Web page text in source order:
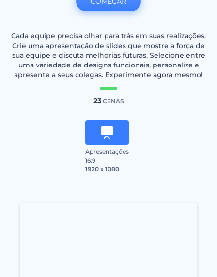
Cada equipe precisa olhar para trás em suas realizações.
Crie uma apresentação de slides que mostre a força de
sua equipe e discuta melhorias futuras. Selecione entre
uma variedade de designs funcionais, personalize e
apresente a seus colegas. Experimente agora mesmo!
23CENAS
Apresentações
16:9
1920 x 1080